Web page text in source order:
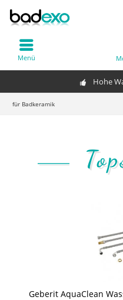
Hohe
Menü
für Badkeramik
Geberit AquaClean